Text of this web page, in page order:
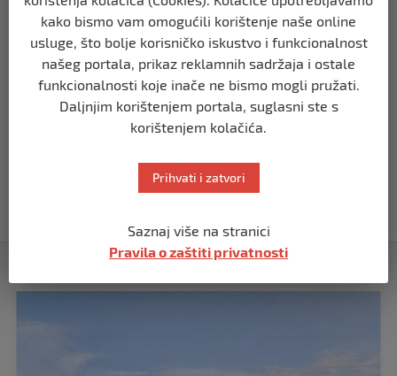
BIH
Demantij Federalnog ministarstva
unutrašnjih poslova
prije 5 mjeseci
Akcija SIPA-e: Pretresaju se stambeni i
pomoćni objekti
kako bismo vam omogućili korištenje naše online
usluge, što bolje korisničko iskustvo i funkcionalnost
našeg portala, prikaz reklamnih sadržaja i ostale
funkcionalnosti koje inače ne bismo mogli pružati.
Daljnjim korištenjem portala, suglasni ste s
korištenjem kolačića.
Prihvati i zatvori
Saznaj više na stranici
Pravila o zaštiti privatnosti